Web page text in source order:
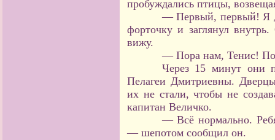
пробуждались птицы,
— Первый, первый! Я
форточку и заглянул
вижу.
— Пора нам, Тенис!
Через 15 минут они
Пелагеи Дмитриевны.
их не стали, чтобы не
капитан Величко.
— Всё нормально.
— шепотом сообщил он.